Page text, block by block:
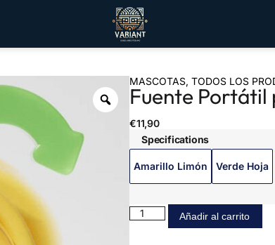
MASCOTAS, TODOS LOS
Fuente Portátil
€11,90
Specifications
Amarillo Limón Verde Hoja
Añadir al carrito